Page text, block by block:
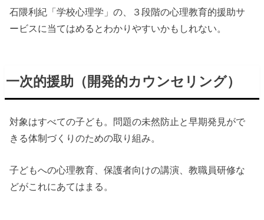
石隈利紀「学校心理学」の、３段階の心理教育的援助サ
ービスに当てはめるとわかりやすいかもしれない。
一次的援助（開発的カウンセリング）
対象はすべての子ども。問題の未然防止と早期発見がで
きる体制づくりのための取り組み。
子どもへの心理教育、保護者向けの講演、教職員研修な
どがこれにあてはまる。